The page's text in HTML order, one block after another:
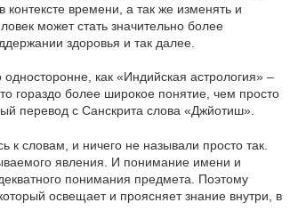
контексте времени, а так же изменять и
может стать значительно более
здоровья и так далее.
как «Индийская астрология» –
гораздо более широкое понятие, чем просто
перевод с Санскрита слова «Джйотиш».
к словам, и ничего не называли просто так.
явления. И понимание имени и
понимания предмета. Поэтому
освещает и проясняет знание внутри, в